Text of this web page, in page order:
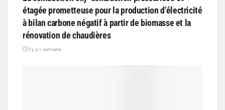
étagée prometteuse pour la production d’électricité
à bilan carbone négatif à partir de biomasse et la
rénovation de chaudières
il y a 1 semaine